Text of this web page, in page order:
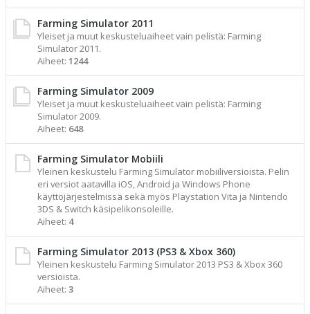
Farming Simulator 2011
Yleiset ja muut keskusteluaiheet vain pelistä: Farming
Simulator 2011.
Aiheet: 1244
Farming Simulator 2009
Yleiset ja muut keskusteluaiheet vain pelistä: Farming
Simulator 2009.
Aiheet: 648
Farming Simulator Mobiili
Yleinen keskustelu Farming Simulator mobiiliversioista. Pelin
eri versiot aatavilla iOS, Android ja Windows Phone
käyttöjärjestelmissä sekä myös Playstation Vita ja Nintendo
3DS & Switch käsipelikonsoleille.
Aiheet: 4
Farming Simulator 2013 (PS3 & Xbox 360)
Yleinen keskustelu Farming Simulator 2013 PS3 & Xbox 360
versioista.
Aiheet: 3